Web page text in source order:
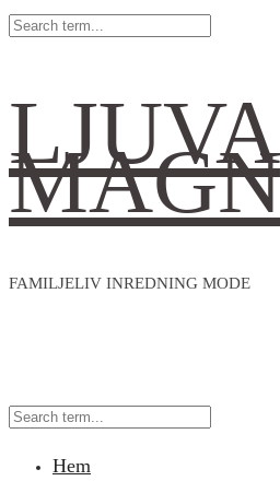
LJUVA
FAMILJELIV INREDNING MODE
Hem